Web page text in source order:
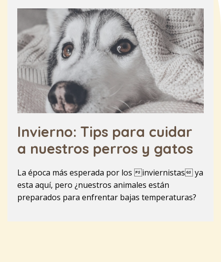
Invierno: Tips para cuidar
a nuestros perros y gatos
La época más esperada por los inviernistas ya
esta aquí, pero ¿nuestros animales están
preparados para enfrentar bajas temperaturas?